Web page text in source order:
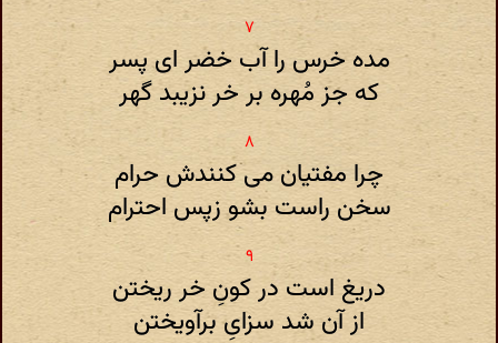
مده خرس را آب خضر ای پسر
که جز مُهره بر خر نزیبد گهر
چرا مفتیان می کنندش حرام
سخن راست بشو زپس احترام
دریغ است در کونِ خر ریختن
از آن شد سزایِ برآویختن